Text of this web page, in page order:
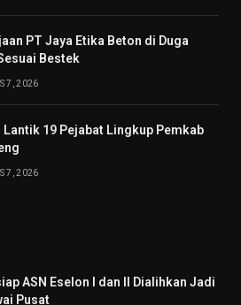
PT Jaya Etika Beton di Duga
Bestek
7, 2026
Lantik 19 Pejabat Lingkup Pemkab
7, 2026
ASN Eselon I dan II Dialihkan Jadi
Pusat